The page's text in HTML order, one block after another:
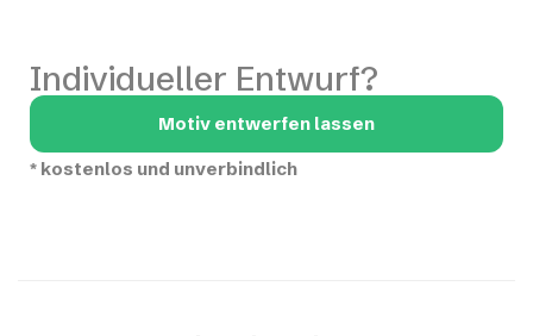
Individueller Entwurf?
Motiv entwerfen lassen
* kostenlos und unverbindlich